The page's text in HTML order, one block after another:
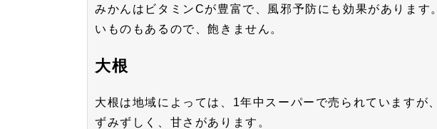
みかんはビタミンCが豊富で、風邪予防にも効果があります
いものもあるので、飽きません。
大根
大根は地域によっては、1年中スーパーで売られていますが
ずみずしく、甘さがあります。